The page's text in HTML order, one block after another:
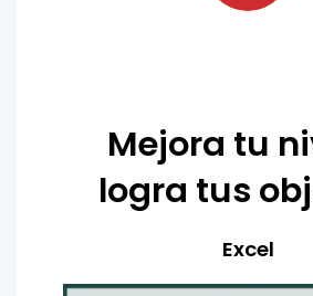
Mejora tu
logra tus
Excel